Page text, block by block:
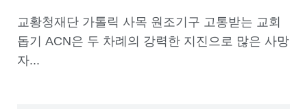
교황청재단 가톨릭 사목 원조기구 고통받는 교회
돕기 ACN은 두 차례의 강력한 지진으로 많은 사망
자...